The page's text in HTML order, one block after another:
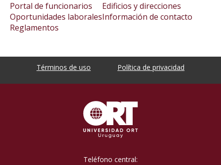
Portal de funcionarios
Oportunidades laborales
Reglamentos
Edificios y direcciones
Información de contacto
Términos de uso Política de privacidad
Teléfono central: